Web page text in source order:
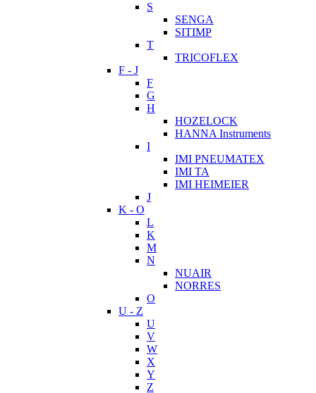
S
SENGA
SITIMP
T
TRICOFLEX
F - J
F
G
H
HOZELOCK
HANNA Instruments
I
IMI PNEUMATEX
IMI TA
IMI HEIMEIER
J
K - O
L
K
M
N
NUAIR
NORRES
O
U - Z
U
V
W
X
Y
Z